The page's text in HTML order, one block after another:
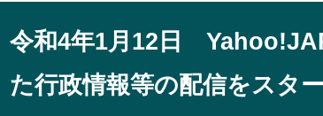
令和4年1月12日
た行政情報等の配信をスタ